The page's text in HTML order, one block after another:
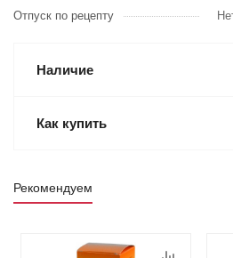
Отпуск по рецепту
Наличие
Как купить
Рекомендуем